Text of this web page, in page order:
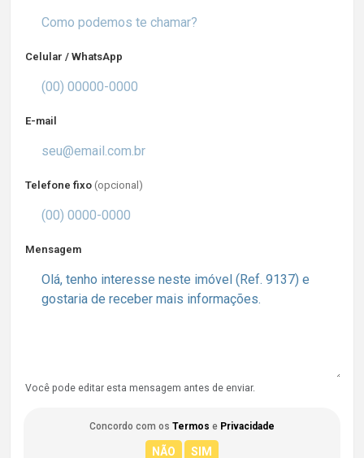
Celular / WhatsApp
E-mail
Telefone fixo (opcional)
Mensagem
Você pode editar esta mensagem antes de enviar.
Concordo com os Termos e Privacidade